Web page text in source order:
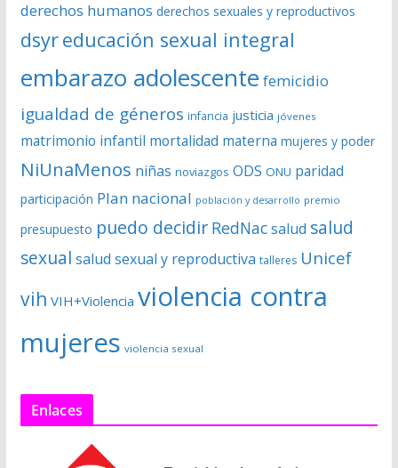
o
derechos humanos derechos sexuales y reproductivos
dsyreducación sexual integral
embarazo adolescente femicidio
igualdad de géneros infancia justicia jóvenes
matrimonio infantil mortalidad materna mujeres y poder
NiUnaMenos niñas noviazgos ODS ONU paridad
participación Plan nacional población y desarrollo premio
presupuesto puedo decidir RedNacsalud salud
sexual salud sexual y reproductiva talleres Unicef
vih VIH+Violencia violencia contra
mujeres violencia sexual
Enlaces